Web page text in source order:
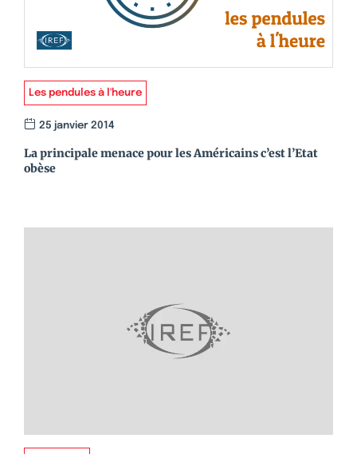
Les pendules à l'heure
25 janvier 2014
La principale menace pour les Américains c’est l’Etat
obèse